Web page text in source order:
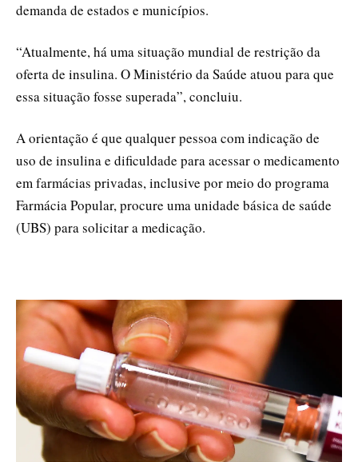
demanda de estados e municípios.
“Atualmente, há uma situação mundial de restrição da
oferta de insulina. O Ministério da Saúde atuou para que
essa situação fosse superada”, concluiu.
A orientação é que qualquer pessoa com indicação de
uso de insulina e dificuldade para acessar o medicamento
em farmácias privadas, inclusive por meio do programa
Farmácia Popular, procure uma unidade básica de saúde
(UBS) para solicitar a medicação.